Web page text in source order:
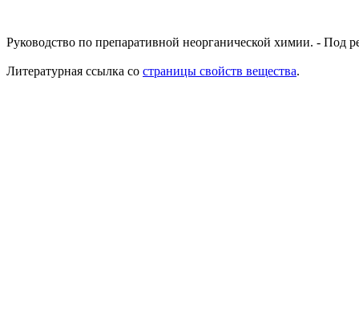
Руководство по препаративной неорганической химии. - Под
Литературная ссылка со страницы свойств вещества.